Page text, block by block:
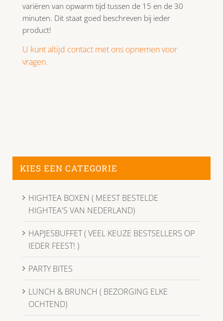
variëren van opwarm tijd tussen de 15 en de 30
minuten. Dit staat goed beschreven bij ieder
product!
U kunt altijd contact met ons opnemen voor
vragen.
KIES EEN CATEGORIE
HIGHTEA BOXEN ( MEEST BESTELDE
HIGHTEA'S VAN NEDERLAND)
HAPJESBUFFET ( VEEL KEUZE BESTSELLERS OP
IEDER FEEST! )
PARTY BITES
LUNCH & BRUNCH ( BEZORGING ELKE
OCHTEND)